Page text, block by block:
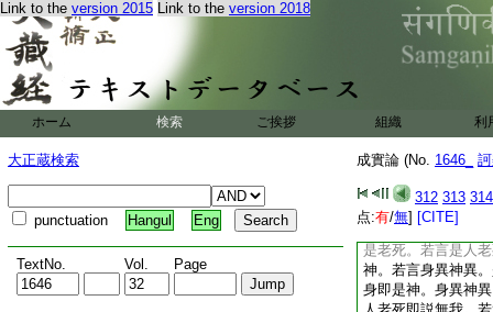
Link to the version 2015 Link to the version 2018
ホーム 検索 ご挨拶 組織 利
大正蔵検索
punctuation Hangul Eng
TextNo. Vol. Page
成實論 (No. 1646_
312 313 314
点:有/無] [CITE]
從癡生。所以者何
相續生故。欲度凡
者凡夫迷悶。若墮
可化。以罪福等業
故後説第一義諦。
故次以髮毛＊爪等
以空相滅五陰相。
又若説世諦故有。
又經中説。若知諸
故知五陰亦無。又
第一義諦故無。世
是老死。若言是人
神。若言身異神異
身即是神。身異神